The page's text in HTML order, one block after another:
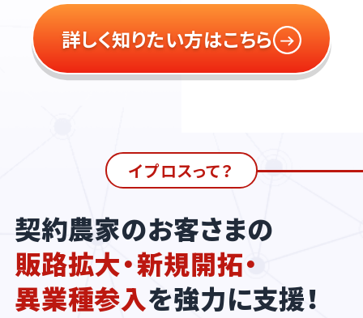
詳しく知りたい方はこちら
イプロスって？
契約農家のお客さまの
販路拡大・新規開拓・
異業種参入を強力に支援！